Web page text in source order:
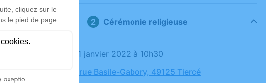
Cérémonie religieuse
Le lundi 31 janvier 2022 à 10h30
Église, 14 rue Basile-Gabory, 49125 Tiercé